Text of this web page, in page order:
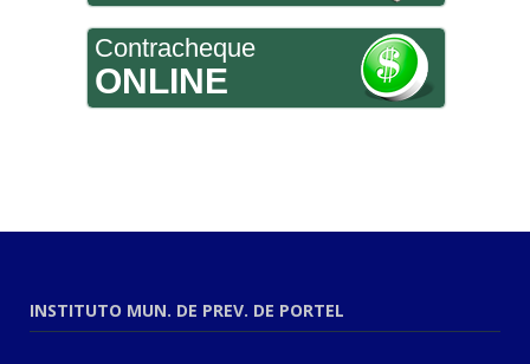
Contracheque
ONLINE
INSTITUTO MUN. DE PREV. DE PORTEL